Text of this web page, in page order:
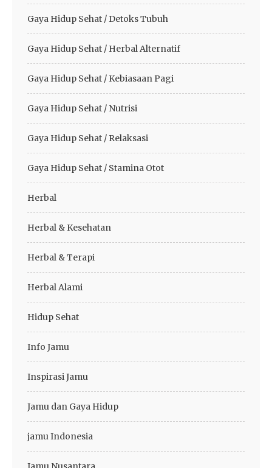
Gaya Hidup Sehat / Detoks Tubuh
Gaya Hidup Sehat / Herbal Alternatif
Gaya Hidup Sehat / Kebiasaan Pagi
Gaya Hidup Sehat / Nutrisi
Gaya Hidup Sehat / Relaksasi
Gaya Hidup Sehat / Stamina Otot
Herbal
Herbal & Kesehatan
Herbal & Terapi
Herbal Alami
Hidup Sehat
Info Jamu
Inspirasi Jamu
Jamu dan Gaya Hidup
jamu Indonesia